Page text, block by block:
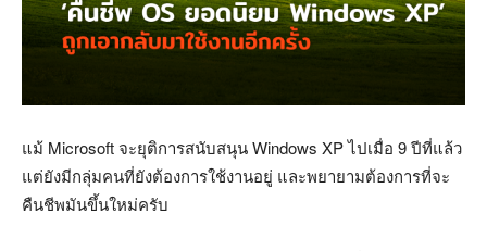
แม้ Microsoft จะยุติการสนับสนุน Windows XP ไปเมื่อ 9 ปีที่แล้ว
แต่ยังมีกลุ่มคนที่ยังต้องการใช้งานอยู่ และพยายามต้องการที่จะ
คืนชีพมันขึ้นใหม่ครับ